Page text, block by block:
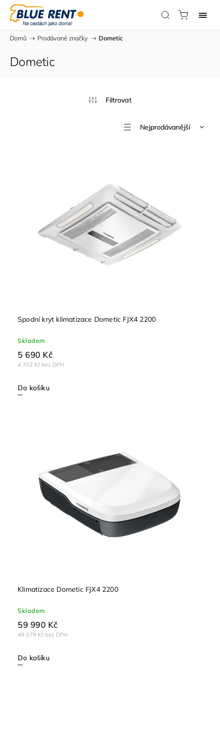
Domů / Prodávané značky / Dometic
Dometic
Nejprodávanější
Spodní kryt klimatizace Dometic FJX4 2200
Skladem
4 702 Kč bez DPH
5 690 Kč
Do košíku
Klimatizace Dometic FJX4 2200
Skladem
49 579 Kč bez DPH
59 990 Kč
Do košíku